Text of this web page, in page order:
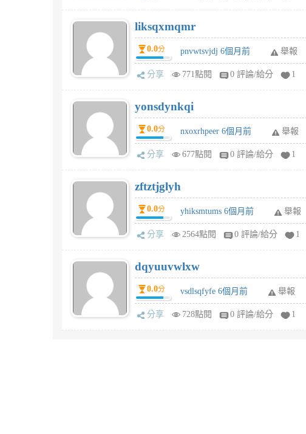
liksqxmqmr
0.0分 pnvwtsvjdj 6個月前 舉報
分享 771點閱 0 評論/給分 1
yonsdynkqi
0.0分 nxoxrhpeer 6個月前 舉報
分享 677點閱 0 評論/給分 1
zftztjglyh
0.0分 yhiksmtums 6個月前 舉報
分享 2564點閱 0 評論/給分 1
dqyuuvwlxw
0.0分 vsdlsqfyfe 6個月前 舉報
分享 728點閱 0 評論/給分 1